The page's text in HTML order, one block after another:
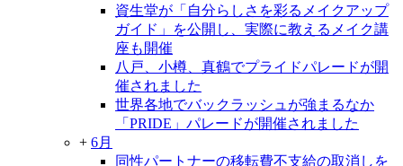
資生堂が「自分らしさを彩るメイクアップ
ガイド」を公開し、実際に教えるメイク講
座も開催
八戸、小樽、真鶴でプライドパレードが開
催されました
世界各地でバックラッシュが強まるなか
「PRIDE」パレードが開催されました
+ 6月
同性パートナーの移転費不支給の取消しを